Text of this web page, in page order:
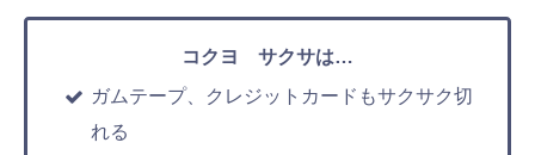
コクヨ サクサは…
ガムテープ、クレジットカードもサクサク切
れる